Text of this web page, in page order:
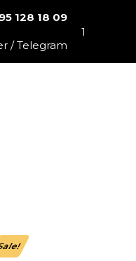
128 18 09
/ Telegram
1